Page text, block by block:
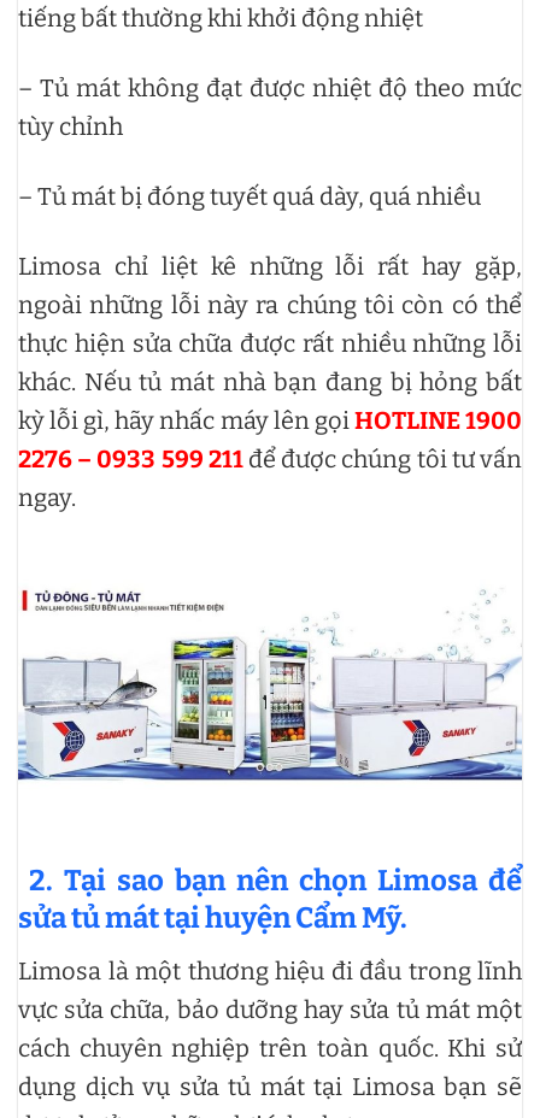
tiếng bất thường khi khởi động nhiệt
– Tủ mát không đạt được nhiệt độ theo mức
tùy chỉnh
– Tủ mát bị đóng tuyết quá dày, quá nhiều
Limosa chỉ liệt kê những lỗi rất hay gặp,
ngoài những lỗi này ra chúng tôi còn có thể
thực hiện sửa chữa được rất nhiều những lỗi
khác. Nếu tủ mát nhà bạn đang bị hỏng bất
kỳ lỗi gì, hãy nhấc máy lên gọiHOTLINE 1900
2276 – 0933 599 211để được chúng tôi tư vấn
ngay.
2. Tại sao bạn nên chọn Limosa để
sửa tủ mát tại huyện Cẩm Mỹ.
Limosa là một thương hiệu đi đầu trong lĩnh
vực sửa chữa, bảo dưỡng hay sửa tủ mát một
cách chuyên nghiệp trên toàn quốc. Khi sử
dụng dịch vụ sửa tủ mát tại Limosa bạn sẽ